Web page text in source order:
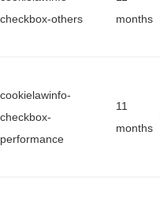
checkbox-others
months
cookielawinfo-
checkbox-
performance
11
months